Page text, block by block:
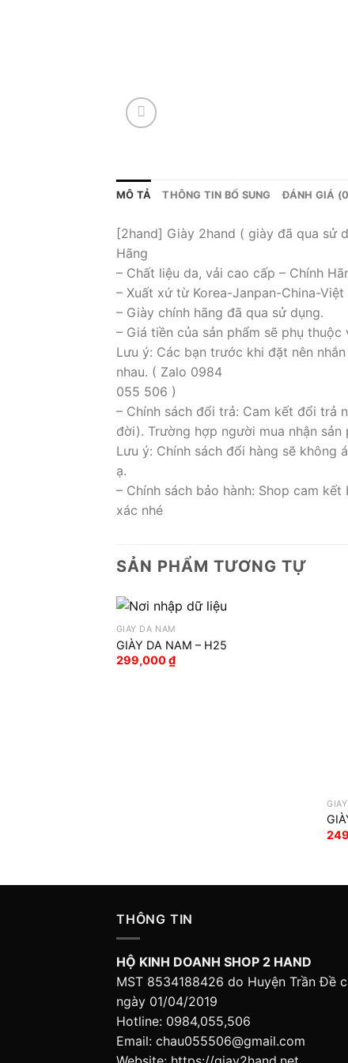
MÔ TẢ THÔNG TIN BỔ SUNG ĐÁNH GIÁ
[2hand] Giày 2hand ( giày đã qua sử
Hãng
– Chất liệu da, vải cao cấp – Chính
– Xuất xứ từ Korea-Janpan-China-Việt
– Giày chính hãng đã qua sử dụng.
– Giá tiền của sản phẩm sẽ phụ
Lưu ý: Các bạn trước khi đặt nên
nhau. ( Zalo 0984
055 506 )
– Chính sách đổi trả: Cam kết đổi trả
đời). Trường hợp người mua nhận
Lưu ý: Chính sách đổi hàng sẽ không
ạ.
– Chính sách bảo hành: Shop cam
xác nhé
SẢN PHẨM TƯƠNG TỰ
GIÀY DA NAM
GIÀY DA NAM – H25
299,000₫
THÔNG TIN
HỘ KINH DOANH SHOP 2 HAND
MST 8534188426 do Huyện Trần Đề
ngày 01/04/2019
Hotline: 0984,055,506
Email: chau055506@gmail.com